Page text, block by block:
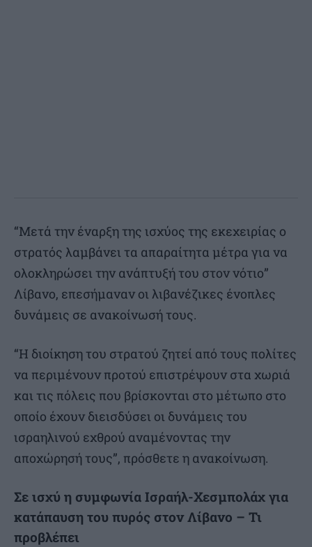
“Μετά την έναρξη της ισχύος της εκεχειρίας ο
στρατός λαμβάνει τα απαραίτητα μέτρα για να
ολοκληρώσει την ανάπτυξή του στον νότιο”
Λίβανο, επεσήμαναν οι λιβανέζικες ένοπλες
δυνάμεις σε ανακοίνωσή τους.
“Η διοίκηση του στρατού ζητεί από τους πολίτες
να περιμένουν προτού επιστρέψουν στα χωριά
και τις πόλεις που βρίσκονται στο μέτωπο στο
οποίο έχουν διεισδύσει οι δυνάμεις του
ισραηλινού εχθρού αναμένοντας την
αποχώρησή τους”, πρόσθετε η ανακοίνωση.
Σε ισχύ η συμφωνία Ισραήλ-Χεσμπολάχ για
κατάπαυση του πυρός στον Λίβανο – Τι
προβλέπει